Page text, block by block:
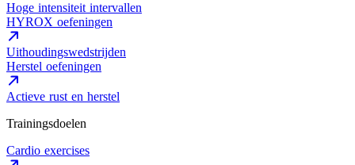
Hoge intensiteit intervallen
HYROX oefeningen
Uithoudingswedstrijden
Herstel oefeningen
Actieve rust en herstel
Trainingsdoelen
Cardio exercises